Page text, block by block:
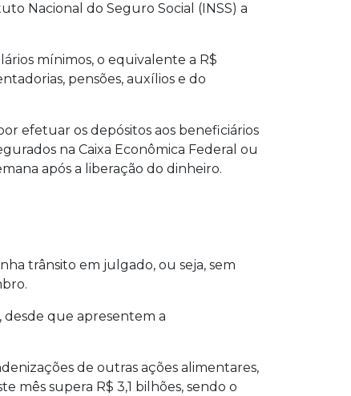
Nacional do Seguro Social (INSS) a
mínimos, o equivalente a R$
pensões, auxílios e do
efetuar os depósitos aos beneficiários
na Caixa Econômica Federal ou
após a liberação do dinheiro.
trânsito em julgado, ou seja, sem
desde que apresentem a
de outras ações alimentares,
mês supera R$ 3,1 bilhões, sendo o